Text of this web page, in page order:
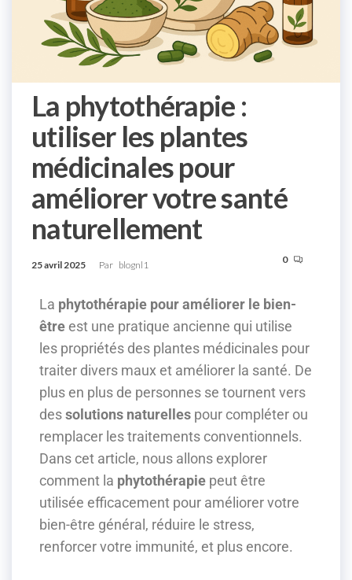
La phytothérapie :
utiliser les plantes
médicinales pour
améliorer votre santé
naturellement
25 avril 2025 Par blognl1 0
La phytothérapie pour améliorer le bien-
être est une pratique ancienne qui utilise
les propriétés des plantes médicinales pour
traiter divers maux et améliorer la santé. De
plus en plus de personnes se tournent vers
dessolutions naturelles pour compléter ou
remplacer les traitements conventionnels.
Dans cet article, nous allons explorer
comment la phytothérapie peut être
utilisée efficacement pour améliorer votre
bien-être général, réduire le stress,
renforcer votre immunité, et plus encore.